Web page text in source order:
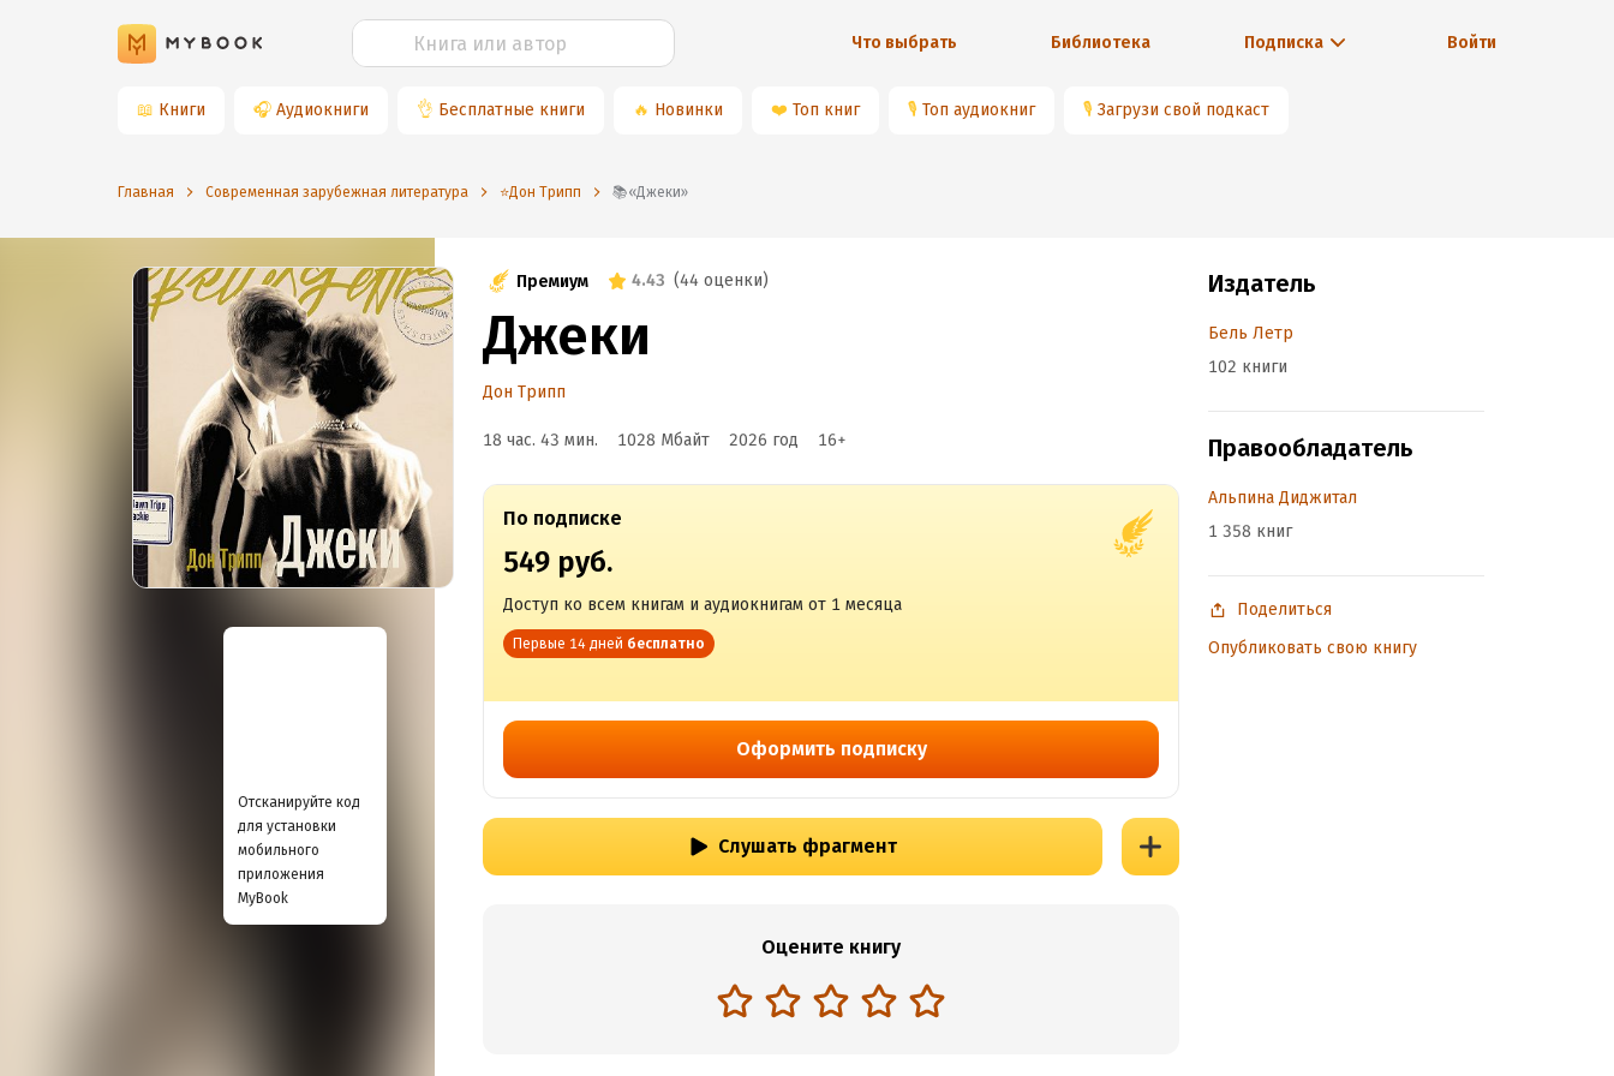
Что выбрать Библиотека Подписка Войти
📖 Книги 🎧 Аудиокниги 👌 Бесплатные книги 🔥 Новинки ❤️ Топ книг 🎙 Топ аудиокниг 🎙 Загрузи свой подкаст
Главная Современная зарубежная литература ⭐️Дон Трипп 📚«Джеки»
Отсканируйте код
для установки
мобильного
приложения
MyBook
Премиум 4.43 (44 оценки)
Джеки
Дон Трипп
18 час. 43 мин. 1028 Мбайт 2026 год 16+
По подписке
549 руб.
Доступ ко всем книгам и аудиокнигам от 1 месяца
Первые 14 дней бесплатно
Оформить подписку
Слушать фрагмент
Оцените книгу
Издатель
Бель Летр
102 книги
Правообладатель
Альпина Диджитал
1 358 книг
Поделиться
Опубликовать свою книгу